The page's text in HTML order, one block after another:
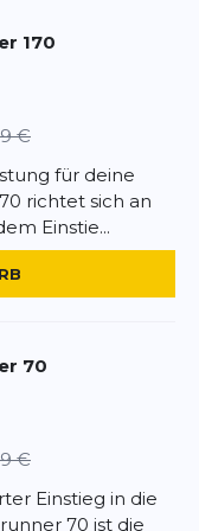
und
deines
Event
&
170
€
für deine
richtet sich an
Einstie...
70
€
Einstieg in die
70 ist die